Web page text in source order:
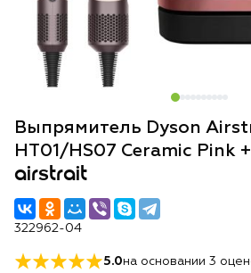
Выпрямитель Dyson
HT01/HS07 Ceramic Pink
airstrait
322962-04
5.0на основании 3